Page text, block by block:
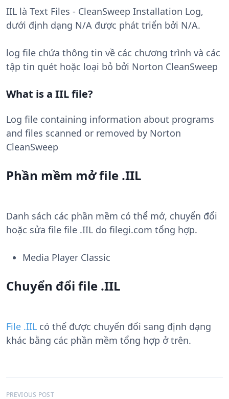
IIL là Text Files - CleanSweep Installation Log,
dưới định dạng N/A được phát triển bởi N/A.
log file chứa thông tin về các chương trình và các
tập tin quét hoặc loại bỏ bởi Norton CleanSweep
What is a IIL file?
Log file containing information about programs
and files scanned or removed by Norton
CleanSweep
Phần mềm mở file .IIL
Danh sách các phần mềm có thể mở, chuyển đổi
hoặc sửa file file .IIL do filegi.com tổng hợp.
Media Player Classic
Chuyển đổi file .IIL
File .IIL có thể được chuyển đổi sang định dạng
khác bằng các phần mềm tổng hợp ở trên.
PREVIOUS POST